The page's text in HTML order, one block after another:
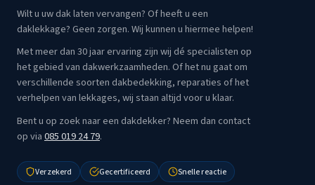
Wilt u uw dak laten vervangen? Of heeft u een
daklekkage? Geen zorgen. Wij kunnen u hiermee helpen!
Met meer dan 30 jaar ervaring zijn wij dé specialisten op
het gebied van dakwerkzaamheden. Of het nu gaat om
verschillende soorten dakbedekking, reparaties of het
verhelpen van lekkages, wij staan altijd voor u klaar.
Bent u op zoek naar een dakdekker? Neem dan contact
op via085 019 24 79.
Verzekerd Gecertificeerd Snelle reactie